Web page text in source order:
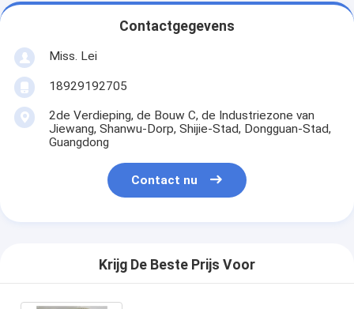
Contactgegevens
Miss. Lei
18929192705
2de Verdieping, de Bouw C, de Industriezone van
Jiewang, Shanwu-Dorp, Shijie-Stad, Dongguan-Stad,
Guangdong
Contact nu
Krijg De Beste Prijs Voor